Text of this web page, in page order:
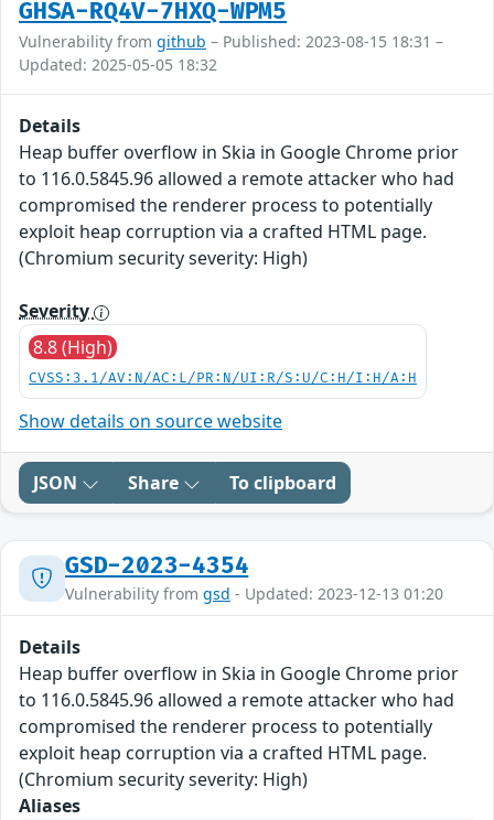
GHSA-RQ4V-7HXQ-WPM5
Vulnerability from github – Published: 2023-08-15 18:31 –
Updated: 2025-05-05 18:32
Details
Heap buffer overflow in Skia in Google Chrome prior
to 116.0.5845.96 allowed a remote attacker who had
compromised the renderer process to potentially
exploit heap corruption via a crafted HTML page.
(Chromium security severity: High)
Severity
8.8 (High)
CVSS:3.1/AV:N/AC:L/PR:N/UI:R/S:U/C:H/I:H/A:H
Show details on source website
JSON Share To clipboard
GSD-2023-4354
Vulnerability from gsd - Updated: 2023-12-13 01:20
Details
Heap buffer overflow in Skia in Google Chrome prior
to 116.0.5845.96 allowed a remote attacker who had
compromised the renderer process to potentially
exploit heap corruption via a crafted HTML page.
(Chromium security severity: High)
Aliases